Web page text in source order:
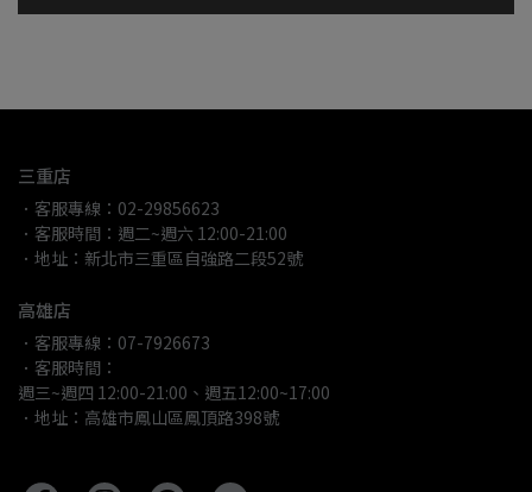
三重店
．客服專線：02-29856623
．客服時間：週二~週六 12:00-21:00
．地址：新北市三重區自強路二段52號
高雄店
．客服專線：07-7926673
．客服時間：
週三~週四 12:00-21:00、週五12:00~17:00
．地址：高雄市鳳山區鳳頂路398號